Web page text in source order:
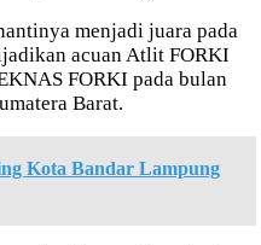
menjadi juara pada
acuan Atlit FORKI
FORKI pada bulan
Barat.
Kota Bandar Lampung